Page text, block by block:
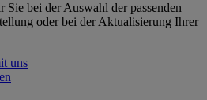
Sie bei der Auswahl der passenden
oder bei der Aktualisierung Ihrer
uns